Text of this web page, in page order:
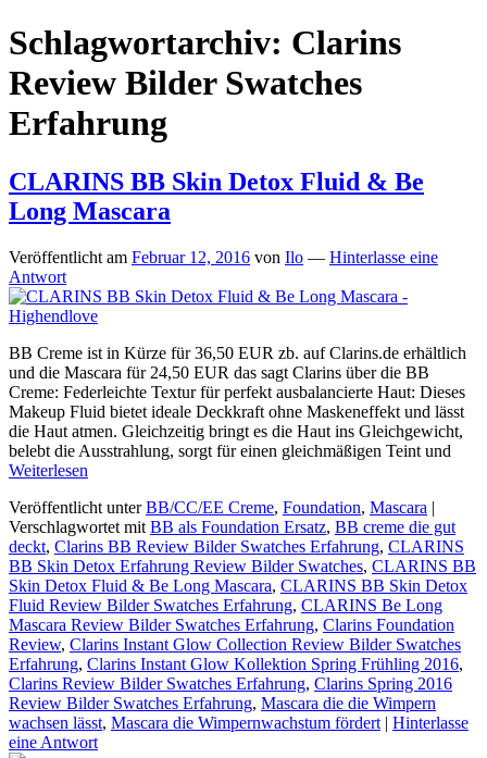
Schlagwortarchiv: Clarins
Review Bilder Swatches
Erfahrung
CLARINS BB Skin Detox Fluid & Be
Long Mascara
Veröffentlicht am Februar 12, 2016 von Ilo — Hinterlasse eine
Antwort
BB Creme ist in Kürze für 36,50 EUR zb. auf Clarins.de erhältlich
und die Mascara für 24,50 EUR das sagt Clarins über die BB
Creme: Federleichte Textur für perfekt ausbalancierte Haut: Dieses
Makeup Fluid bietet ideale Deckkraft ohne Maskeneffekt und lässt
die Haut atmen. Gleichzeitig bringt es die Haut ins Gleichgewicht,
belebt die Ausstrahlung, sorgt für einen gleichmäßigen Teint und
Weiterlesen
Veröffentlicht unter BB/CC/EE Creme, Foundation, Mascara |
Verschlagwortet mit BB als Foundation Ersatz, BB creme die gut
deckt, Clarins BB Review Bilder Swatches Erfahrung, CLARINS
BB Skin Detox Erfahrung Review Bilder Swatches, CLARINS BB
Skin Detox Fluid & Be Long Mascara, CLARINS BB Skin Detox
Fluid Review Bilder Swatches Erfahrung, CLARINS Be Long
Mascara Review Bilder Swatches Erfahrung, Clarins Foundation
Review, Clarins Instant Glow Collection Review Bilder Swatches
Erfahrung, Clarins Instant Glow Kollektion Spring Frühling 2016,
Clarins Review Bilder Swatches Erfahrung, Clarins Spring 2016
Review Bilder Swatches Erfahrung, Mascara die die Wimpern
wachsen lässt, Mascara die Wimpernwachstum fördert | Hinterlasse
eine Antwort